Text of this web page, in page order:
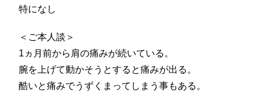
特になし
＜ご本人談＞
1ヵ月前から肩の痛みが続いている。
腕を上げて動かそうとすると痛みが出る。
酷いと痛みでうずくまってしまう事もある。